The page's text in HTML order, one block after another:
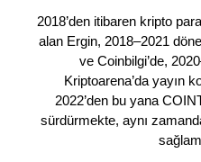
2018’den itibaren kripto
alan Ergin, 2018–2021
ve Coinbilgi’de,
Kriptoarena’da yayın
2022’den bu yana
sürdürmekte, aynı